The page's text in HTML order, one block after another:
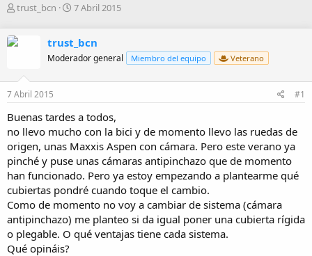
A
o
trust_bcn
F
h
a
e
i
c
i
o
7 Abril 2015
trust_bcn
Moderador general Miembro del equipo Veterano
7 Abril 2015 #1
Buenas tardes a todos,
no llevo mucho con la bici y de momento llevo las ruedas de
origen, unas Maxxis Aspen con cámara. Pero este verano ya
pinché y puse unas cámaras antipinchazo que de momento
han funcionado. Pero ya estoy empezando a plantearme qué
cubiertas pondré cuando toque el cambio.
Como de momento no voy a cambiar de sistema (cámara
antipinchazo) me planteo si da igual poner una cubierta rígida
o plegable. O qué ventajas tiene cada sistema.
Qué opináis?